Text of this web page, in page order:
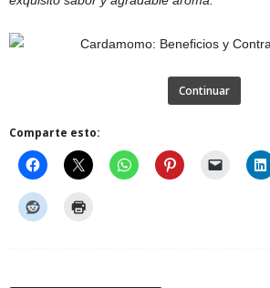
Continuar
Comparte esto: